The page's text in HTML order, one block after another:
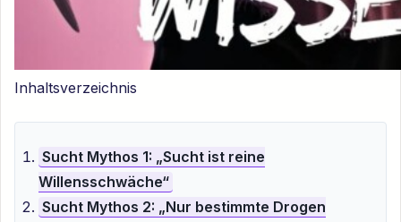
Inhaltsverzeichnis
Sucht Mythos 1: „Sucht ist reine
Willensschwäche“
Sucht Mythos 2: „Nur bestimmte Drogen